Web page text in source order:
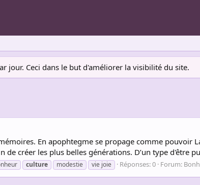
jour. Ceci dans le but d'améliorer la visibilité du site.
En apophtegme se propage comme pouvoir
de créer les plus belles générations. D’un type d'être
culture modestie vie joie Réponses: 0 Forum: